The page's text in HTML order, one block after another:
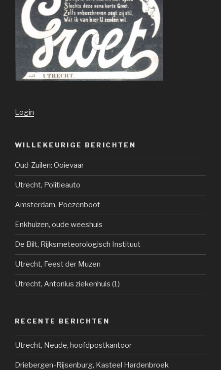
Login
WILLEKEURIGE BERICHTEN
Oud-Zuilen: Ooievaar
Utrecht, Politieauto
Amsterdam, Poezenboot
Enkhuizen, oude weeshuis
De Bilt, Rijksmeteorologisch Instituut
Utrecht, Feest der Muzen
Utrecht, Antonius ziekenhuis (1)
RECENTE BERICHTEN
Utrecht, Neude, hoofdpostkantoor
Driebergen-Rijsenburg, Kasteel Hardenbroek